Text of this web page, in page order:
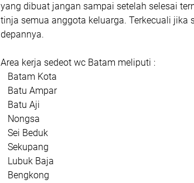
yang dibuat jangan sampai setelah selesai
tinja semua anggota keluarga. Terkecuali jika
depannya.
Area kerja sedeot wc Batam meliputi :
Batam Kota
Batu Ampar
Batu Aji
Nongsa
Sei Beduk
Sekupang
Lubuk Baja
Bengkong